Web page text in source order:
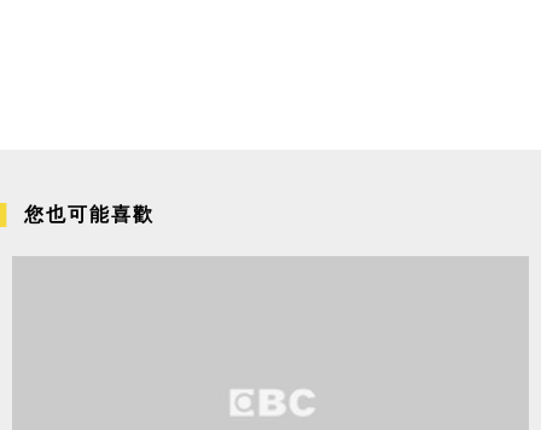
您也可能喜歡